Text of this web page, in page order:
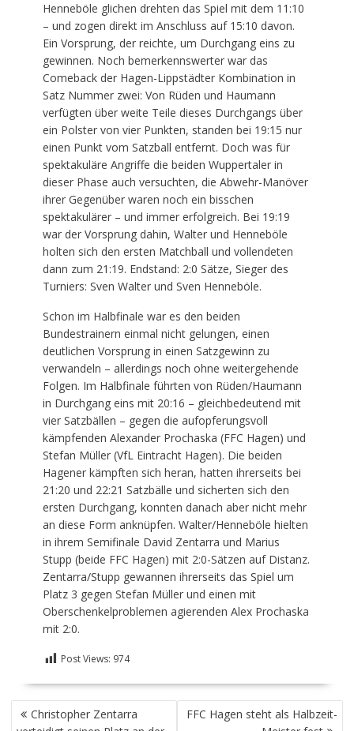
Henneböle glichen drehten das Spiel mit dem 11:10
– und zogen direkt im Anschluss auf 15:10 davon.
Ein Vorsprung, der reichte, um Durchgang eins zu
gewinnen. Noch bemerkennswerter war das
Comeback der Hagen-Lippstädter Kombination in
Satz Nummer zwei: Von Rüden und Haumann
verfügten über weite Teile dieses Durchgangs über
ein Polster von vier Punkten, standen bei 19:15 nur
einen Punkt vom Satzball entfernt. Doch was für
spektakuläre Angriffe die beiden Wuppertaler in
dieser Phase auch versuchten, die Abwehr-Manöver
ihrer Gegenüber waren noch ein bisschen
spektakulärer – und immer erfolgreich. Bei 19:19
war der Vorsprung dahin, Walter und Henneböle
holten sich den ersten Matchball und vollendeten
dann zum 21:19. Endstand: 2:0 Sätze, Sieger des
Turniers: Sven Walter und Sven Henneböle.
Schon im Halbfinale war es den beiden
Bundestrainern einmal nicht gelungen, einen
deutlichen Vorsprung in einen Satzgewinn zu
verwandeln – allerdings noch ohne weitergehende
Folgen. Im Halbfinale führten von Rüden/Haumann
in Durchgang eins mit 20:16 – gleichbedeutend mit
vier Satzbällen – gegen die aufopferungsvoll
kämpfenden Alexander Prochaska (FFC Hagen) und
Stefan Müller (VfL Eintracht Hagen). Die beiden
Hagener kämpften sich heran, hatten ihrerseits bei
21:20 und 22:21 Satzbälle und sicherten sich den
ersten Durchgang, konnten danach aber nicht mehr
an diese Form anknüpfen. Walter/Henneböle hielten
in ihrem Semifinale David Zentarra und Marius
Stupp (beide FFC Hagen) mit 2:0-Sätzen auf Distanz.
Zentarra/Stupp gewannen ihrerseits das Spiel um
Platz 3 gegen Stefan Müller und einen mit
Oberschenkelproblemen agierenden Alex Prochaska
mit 2:0.
Post Views: 974
BEITRAGSNAVIGATION
Christopher Zentarra
FFC Hagen steht als Halbzeit-